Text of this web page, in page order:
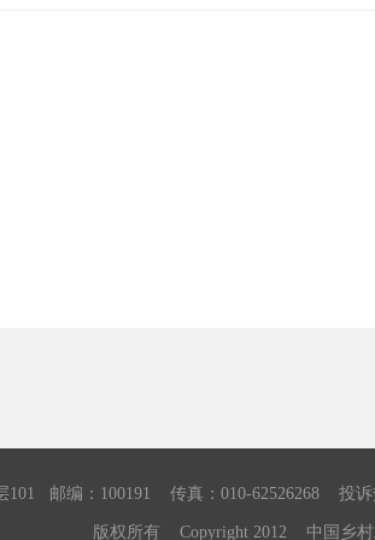
101 邮编：100191 传真：010-62526268 投
版权所有 Copyright 2012 中国乡